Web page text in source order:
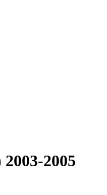
2005